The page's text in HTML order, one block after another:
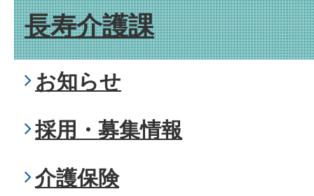
長寿介護課
お知らせ
採用・募集情報
介護保険